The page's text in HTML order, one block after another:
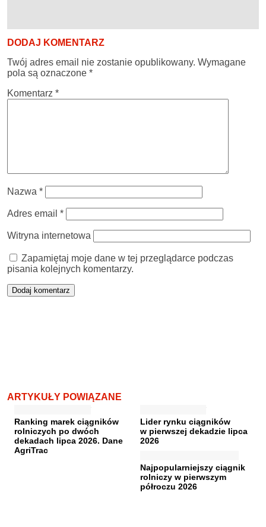
DODAJ KOMENTARZ
Twój adres email nie zostanie opublikowany. Wymagane
pola są oznaczone *
Komentarz *
Nazwa *
Adres email *
Witryna internetowa
Zapamiętaj moje dane w tej przeglądarce podczas
pisania kolejnych komentarzy.
ARTYKUŁY POWIĄZANE
Ranking marek ciągników
rolniczych po dwóch
dekadach lipca 2026. Dane
AgriTrac
Lider rynku ciągników
w pierwszej dekadzie lipca
2026
Najpopularniejszy ciągnik
rolniczy w pierwszym
półroczu 2026